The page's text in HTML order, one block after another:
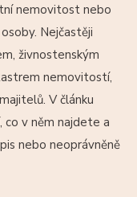
nemovitost nebo
Nejčastěji
živnostenským
nemovitostí,
V článku
co v něm najdete a
nebo neoprávněně